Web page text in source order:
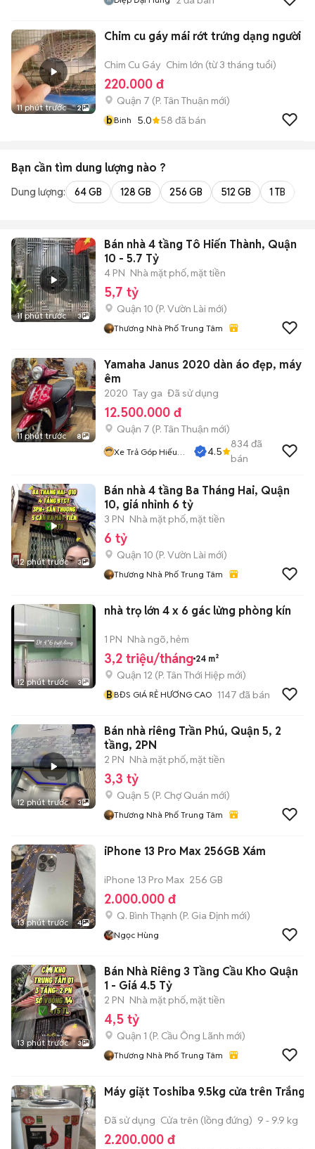
11 phút trước 2
Chim cu gáy mái rớt trứng dạng người
Chim Cu Gáy Chim lớn (từ 3 tháng tuổi)
220.000 đ
Quận 7 (P. Tân Thuận mới)
bBinh 5.0 58 đã bán
Bạn cần tìm dung lượng nào ?
Dung lượng: 64 GB 128 GB 256 GB 512 GB 1 TB
11 phút trước 3
Bán nhà 4 tầng Tô Hiến Thành, Quận
10 - 5.7 Tỷ
4 PN Nhà mặt phố, mặt tiền
5,7 tỷ
Quận 10 (P. Vườn Lài mới)
Thương Nhà Phố Trung Tâm
11 phút trước 8
Yamaha Janus 2020 dàn áo đẹp, máy
êm
2020 Tay ga Đã sử dụng
12.500.000 đ
Quận 7 (P. Tân Thuận mới)
Xe Trả Góp Hiếu
4.5
834đã
bán
12 phút trước 3
Bán nhà 4 tầng Ba Tháng Hai, Quận
10, giá nhỉnh 6 tỷ
3 PN Nhà mặt phố, mặt tiền
6 tỷ
Quận 10 (P. Vườn Lài mới)
Thương Nhà Phố Trung Tâm
12 phút trước 3
nhà trọ lớn 4 x 6 gác lửng phòng kín
1 PN Nhà ngõ, hẻm
3,2 triệu/tháng 24 m²
Quận 12 (P. Tân Thới Hiệp mới)
BBĐS GIÁ RẺ HƯƠNG CAO 1147 đã bán
12 phút trước 3
Bán nhà riêng Trần Phú, Quận 5, 2
tầng, 2PN
2 PN Nhà mặt phố, mặt tiền
3,3 tỷ
Quận 5 (P. Chợ Quán mới)
Thương Nhà Phố Trung Tâm
13 phút trước 4
iPhone 13 Pro Max 256GB Xám
iPhone 13 Pro Max 256 GB
2.000.000 đ
Q. Bình Thạnh (P. Gia Định mới)
Ngọc Hùng
13 phút trước 3
Bán Nhà Riêng 3 Tầng Cầu Kho Quận
1 - Giá 4.5 Tỷ
2 PN Nhà mặt phố, mặt tiền
4,5 tỷ
Quận 1 (P. Cầu Ông Lãnh mới)
Thương Nhà Phố Trung Tâm
Máy giặt Toshiba 9.5kg cửa trên Trắng
Đã sử dụng Cửa trên (lồng đứng) 9 - 9.9 kg
2.200.000 đ